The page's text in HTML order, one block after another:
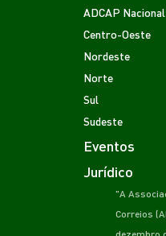
ADCAP Nacional
Centro-Oeste
Nordeste
Norte
Sul
Sudeste
Eventos
Jurídico
"A
Correios